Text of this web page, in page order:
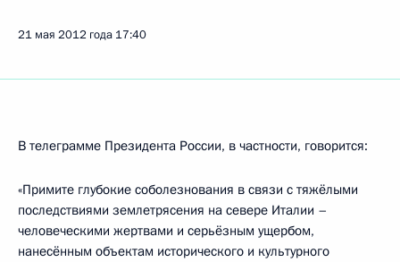
21 мая 2012 года 17:40
В телеграмме Президента России, в частности, говорится:
«Примите глубокие соболезнования в связи с тяжёлыми
последствиями землетрясения на севере Италии –
человеческими жертвами и серьёзным ущербом,
нанесённым объектам исторического и культурного